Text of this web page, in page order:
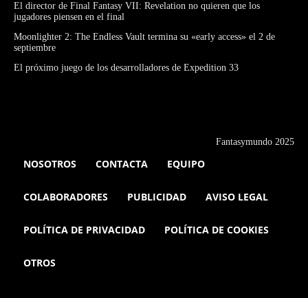
El director de Final Fantasy VII: Revelation no quieren que los
jugadores piensen en el final
Moonlighter 2: The Endless Vault termina su «early access» el 2 de
septiembre
El próximo juego de los desarrolladores de Expedition 33
Fantasymundo 2025
NOSOTROS CONTACTA EQUIPO
COLABORADORES PUBLICIDAD AVISO LEGAL
POLÍTICA DE PRIVACIDAD POLÍTICA DE COOKIES
OTROS